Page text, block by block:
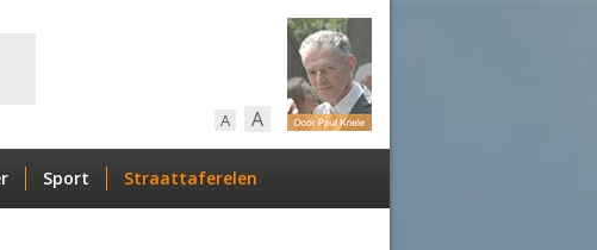
A A
Sport Straattaferelen